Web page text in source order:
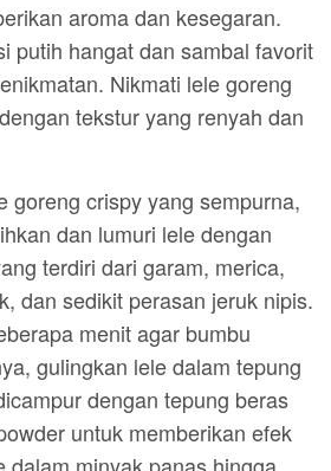
aroma dan kesegaran.
putih hangat dan sambal favorit
Nikmati lele goreng
tekstur yang renyah dan
goreng crispy yang sempurna,
dan lumuri lele dengan
terdiri dari garam, merica,
dan sedikit perasan jeruk nipis.
menit agar bumbu
gulingkan lele dalam tepung
dengan tepung beras
untuk memberikan efek